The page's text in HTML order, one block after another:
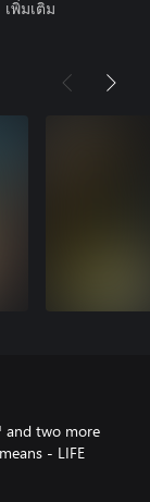
เพิ่มเติม
and two more
- LIFE